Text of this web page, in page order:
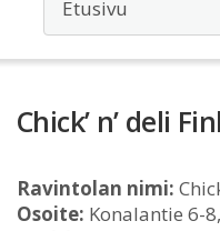
Chick’ n’ deli
Ravintolan nimi:
Osoite: Konalantie 6-